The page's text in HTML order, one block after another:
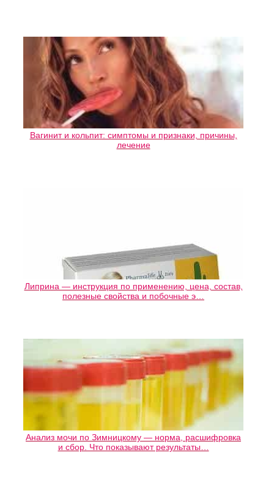
Вагинит и кольпит: симптомы и признаки, причины,
лечение
Липрина — инструкция по применению, цена, состав,
полезные свойства и побочные э…
Анализ мочи по Зимницкому — норма, расшифровка
и сбор. Что показывают результаты…